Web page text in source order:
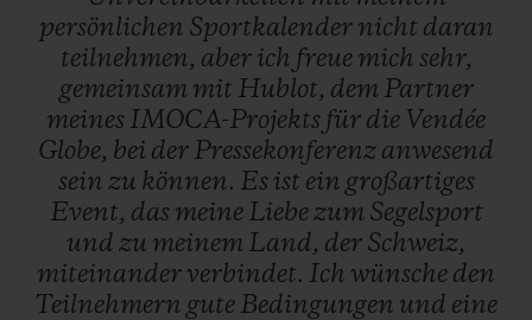
persönlichen Sportkalender nicht daran
teilnehmen, aber ich freue mich sehr,
gemeinsam mit Hublot, dem Partner
meines IMOCA-Projekts für die Vendée
Globe, bei der Pressekonferenz anwesend
sein zu können. Es ist ein großartiges
Event, das meine Liebezum Segelsport
und zu meinem Land, der Schweiz,
miteinanderverbindet. Ich wünsche den
Teilnehmern gute Bedingungen und eine